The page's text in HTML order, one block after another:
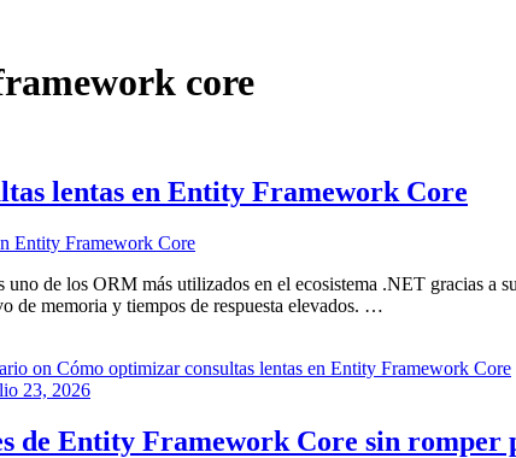
core
lentas en Entity Framework Core
de los ORM más utilizados en el ecosistema .NET gracias a
de memoria y tiempos de respuesta elevados. …
on Cómo optimizar consultas lentas en Entity Framework Core
23, 2026
de Entity Framework Core sin romper